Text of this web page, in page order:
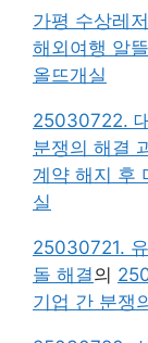
가평 수상레
해외여행 알
올뜨개실
25030722.
분쟁의 해결
계약 해지 후
실
25030721.
돌 해결의
기업 간 분쟁